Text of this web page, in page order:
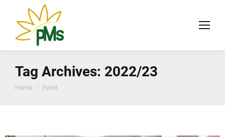
Tag Archives: 2022/23
You are here:
Home Event